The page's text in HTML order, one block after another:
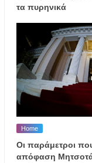
τα πυρηνικά
Home
Οι παράμετροι
απόφαση